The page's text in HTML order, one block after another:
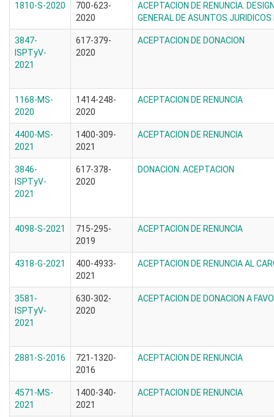
1810-S-2020
700-623-
2020
ACEPTACION DE RENUNCIA.
GENERAL DE ASUNTOS
3847-
ISPTyV-
2021
617-379-
2020
ACEPTACION DE DONACION
1168-MS-
2020
1414-248-
2020
ACEPTACION DE RENUNCIA
4400-MS-
2021
1400-309-
2021
ACEPTACION DE RENUNCIA
3846-
ISPTyV-
2021
617-378-
2020
DONACION. ACEPTACION
4098-S-2021
715-295-
2019
ACEPTACION DE RENUNCIA
4318-G-2021
400-4933-
2021
ACEPTACION DE RENUNCIA AL
3581-
ISPTyV-
2021
630-302-
2020
ACEPTACION DE DONACION A
2881-S-2016
721-1320-
2016
ACEPTACION DE RENUNCIA
4571-MS-
2021
1400-340-
2021
ACEPTACION DE RENUNCIA